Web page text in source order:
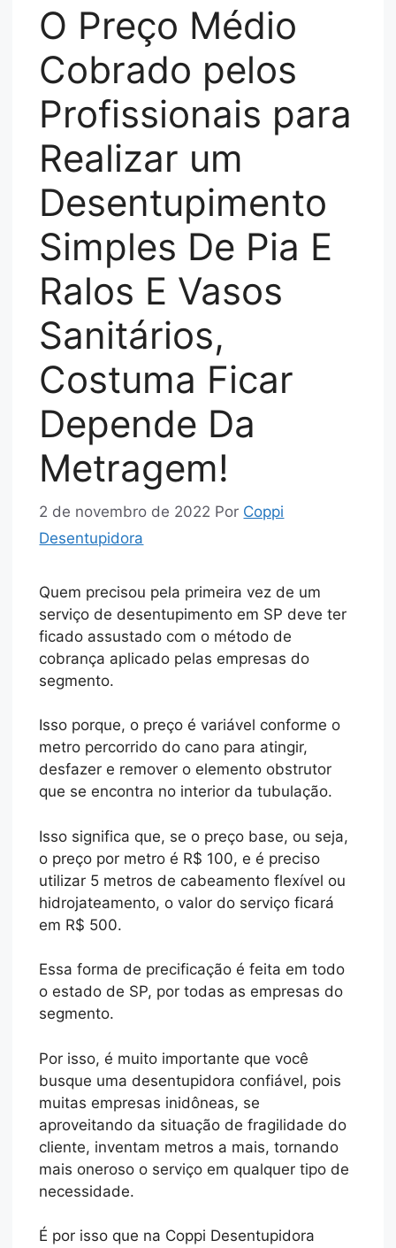
O Preço Médio
Cobrado pelos
Profissionais para
Realizar um
Desentupimento
Simples De Pia E
Ralos E Vasos
Sanitários,
Costuma Ficar
Depende Da
Metragem!
2 de novembro de 2022 Por Coppi
Desentupidora
Quem precisou pela primeira vez de um
serviço de desentupimento em SP deve ter
ficado assustado com o método de
cobrança aplicado pelas empresas do
segmento.
Isso porque, o preço é variável conforme o
metro percorrido do cano para atingir,
desfazer e remover o elemento obstrutor
que se encontra no interior da tubulação.
Isso significa que, se o preço base, ou seja,
o preço por metro é R$ 100, e é preciso
utilizar 5 metros de cabeamento flexível ou
hidrojateamento, o valor do serviço ficará
em R$ 500.
Essa forma de precificação é feita em todo
o estado de SP, por todas as empresas do
segmento.
Por isso, é muito importante que você
busque uma desentupidora confiável, pois
muitas empresas inidôneas, se
aproveitando da situação de fragilidade do
cliente, inventam metros a mais, tornando
mais oneroso o serviço em qualquer tipo de
necessidade.
É por isso que na Coppi Desentupidora